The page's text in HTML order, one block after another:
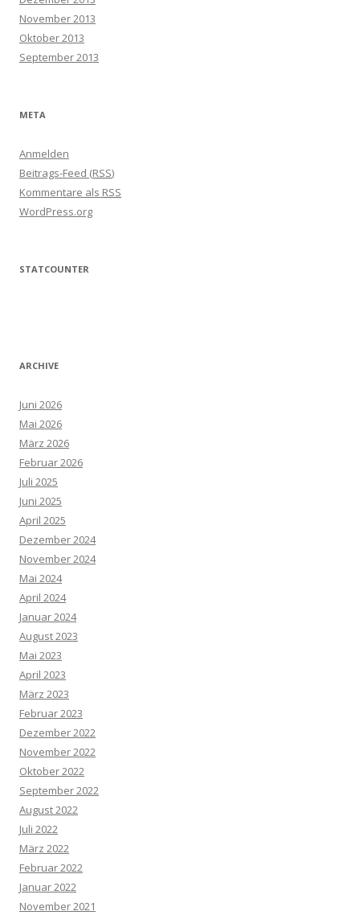
November 2013
Oktober 2013
September 2013
META
Anmelden
Beitrags-Feed (RSS)
Kommentare als RSS
WordPress.org
STATCOUNTER
ARCHIVE
Juni 2026
Mai 2026
März 2026
Februar 2026
Juli 2025
Juni 2025
April 2025
Dezember 2024
November 2024
Mai 2024
April 2024
Januar 2024
August 2023
Mai 2023
April 2023
März 2023
Februar 2023
Dezember 2022
November 2022
Oktober 2022
September 2022
August 2022
Juli 2022
März 2022
Februar 2022
Januar 2022
November 2021